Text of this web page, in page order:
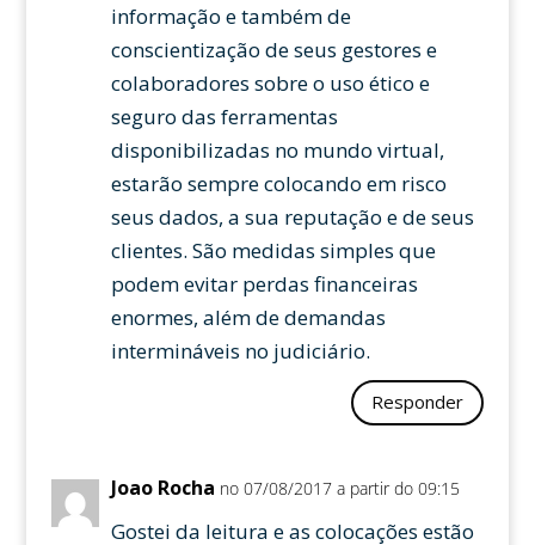
informação e também de
conscientização de seus gestores e
colaboradores sobre o uso ético e
seguro das ferramentas
disponibilizadas no mundo virtual,
estarão sempre colocando em risco
seus dados, a sua reputação e de seus
clientes. São medidas simples que
podem evitar perdas financeiras
enormes, além de demandas
intermináveis no judiciário.
Responder
Joao Rocha no 07/08/2017 a partir do 09:15
Gostei da leitura e as colocações estão